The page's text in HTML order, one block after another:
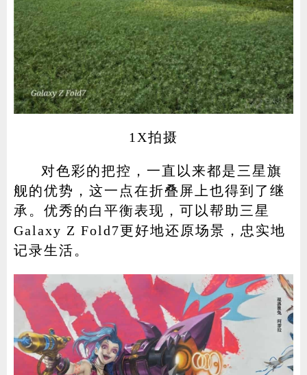
1X拍摄
对色彩的把控，一直以来都是三星旗
舰的优势，这一点在折叠屏上也得到了继
承。优秀的白平衡表现，可以帮助三星
Galaxy Z Fold7更好地还原场景，忠实地
记录生活。